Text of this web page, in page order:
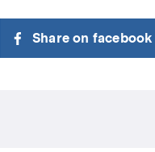
Share on facebook